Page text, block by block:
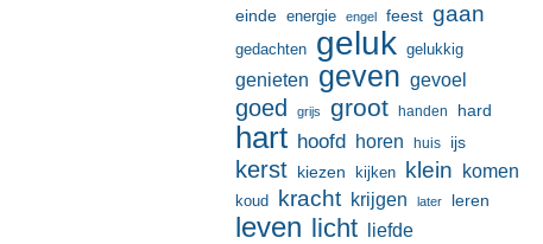
einde energie engel feest gaan
gedachten geluk gelukkig
genieten geven gevoel
goed grijs groot handen hard
hart hoofd horen huis ijs
kerst kiezen kijken klein komen
koud kracht krijgen later leren
leven licht liefde